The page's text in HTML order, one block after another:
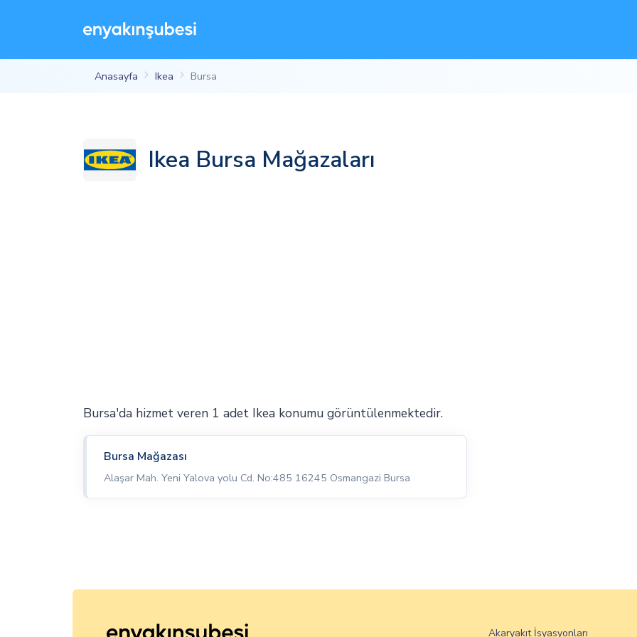
Anasayfa Ikea Bursa
Ikea Bursa Mağazaları
Bursa'da hizmet veren 1 adet Ikea konumu görüntülenmektedir.
Bursa Mağazası
Alaşar Mah. Yeni Yalova yolu Cd. No:485 16245 Osmangazi Bursa
Akaryakıt İsyasyonları